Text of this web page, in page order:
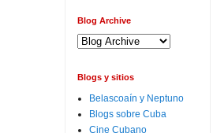
Blog Archive
Blogs y sitios
Belascoaín y Neptuno
Blogs sobre Cuba
Cine Cubano